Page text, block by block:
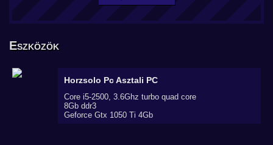
Eszközök
Horzsolo PcAsztali PC
Core i5-2500, 3.6Ghz turbo quad core
8Gb ddr3
Geforce Gtx 1050 Ti 4Gb